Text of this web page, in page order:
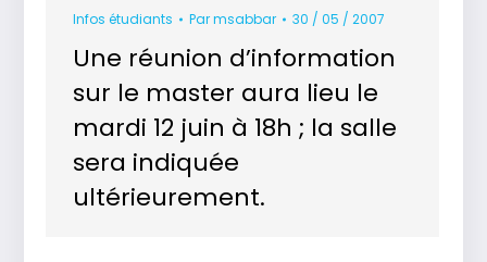
Infos étudiants Parmsabbar 30 / 05 / 2007
Une réunion d’information
sur le master aura lieu le
mardi 12 juin à 18h ; la salle
sera indiquée
ultérieurement.